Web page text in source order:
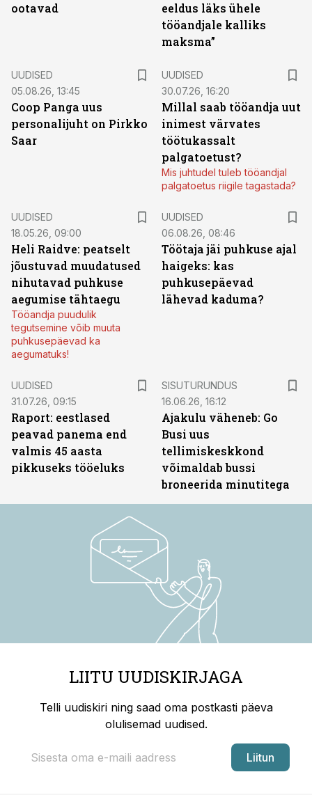
ootavad
eeldus läks ühele
tööandjale kalliks
maksma”
UUDISED
05.08.26, 13:45
Coop Panga uus
personalijuht on Pirkko
Saar
UUDISED
30.07.26, 16:20
Millal saab tööandja uut
inimest värvates
töötukassalt
palgatoetust?
Mis juhtudel tuleb tööandjal
palgatoetus riigile tagastada?
UUDISED
18.05.26, 09:00
Heli Raidve: peatselt
jõustuvad muudatused
nihutavad puhkuse
aegumise tähtaegu
Tööandja puudulik
tegutsemine võib muuta
puhkusepäevad ka
aegumatuks!
UUDISED
06.08.26, 08:46
Töötaja jäi puhkuse ajal
haigeks: kas
puhkusepäevad
lähevad kaduma?
UUDISED
31.07.26, 09:15
Raport: eestlased
peavad panema end
valmis 45 aasta
pikkuseks tööeluks
SISUTURUNDUS
16.06.26, 16:12
Ajakulu väheneb: Go
Busi uus
tellimiskeskkond
võimaldab bussi
broneerida minutitega
LIITU UUDISKIRJAGA
Telli uudiskiri ning saad oma postkasti päeva
olulisemad uudised.
Liitun